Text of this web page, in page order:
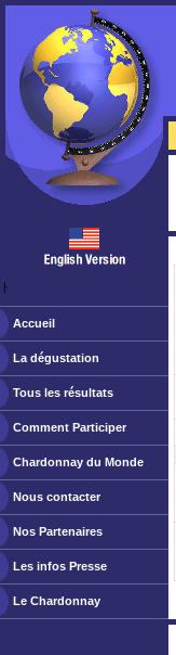
ￂﾠ
Accueil
La dégustation
Tous les résultats
Comment Participer
Chardonnay du Monde
Nous contacter
Nos Partenaires
Les infos Presse
Le Chardonnay